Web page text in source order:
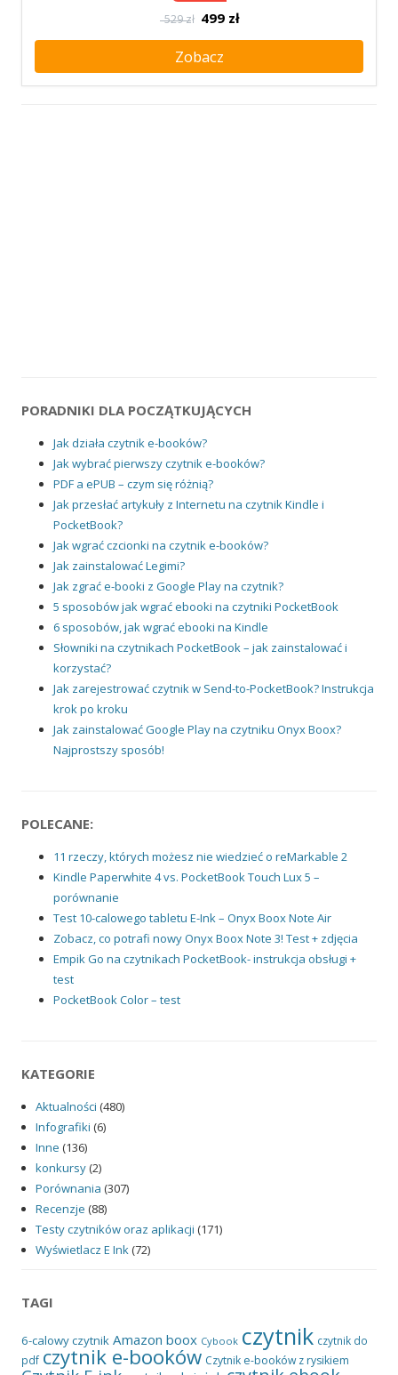
529 zł 499 zł
Zobacz
PORADNIKI DLA POCZĄTKUJĄCYCH
Jak działa czytnik e-booków?
Jak wybrać pierwszy czytnik e-booków?
PDF a ePUB – czym się różnią?
Jak przesłać artykuły z Internetu na czytnik Kindle i
PocketBook?
Jak wgrać czcionki na czytnik e-booków?
Jak zainstalować Legimi?
Jak zgrać e-booki z Google Play na czytnik?
5 sposobów jak wgrać ebooki na czytniki PocketBook
6 sposobów, jak wgrać ebooki na Kindle
Słowniki na czytnikach PocketBook – jak zainstalować i
korzystać?
Jak zarejestrować czytnik w Send-to-PocketBook? Instrukcja
krok po kroku
Jak zainstalować Google Play na czytniku Onyx Boox?
Najprostszy sposób!
POLECANE:
11 rzeczy, których możesz nie wiedzieć o reMarkable 2
Kindle Paperwhite 4 vs. PocketBook Touch Lux 5 –
porównanie
Test 10-calowego tabletu E-Ink – Onyx Boox Note Air
Zobacz, co potrafi nowy Onyx Boox Note 3! Test + zdjęcia
Empik Go na czytnikach PocketBook- instrukcja obsługi +
test
PocketBook Color – test
KATEGORIE
Aktualności (480)
Infografiki (6)
Inne (136)
konkursy(2)
Porównania (307)
Recenzje (88)
Testy czytników oraz aplikacji (171)
Wyświetlacz E Ink(72)
TAGI
6-calowy czytnik Amazon boox Cybook czytnik czytnik do
pdf czytnik e-booków Czytnik e-booków z rysikiem